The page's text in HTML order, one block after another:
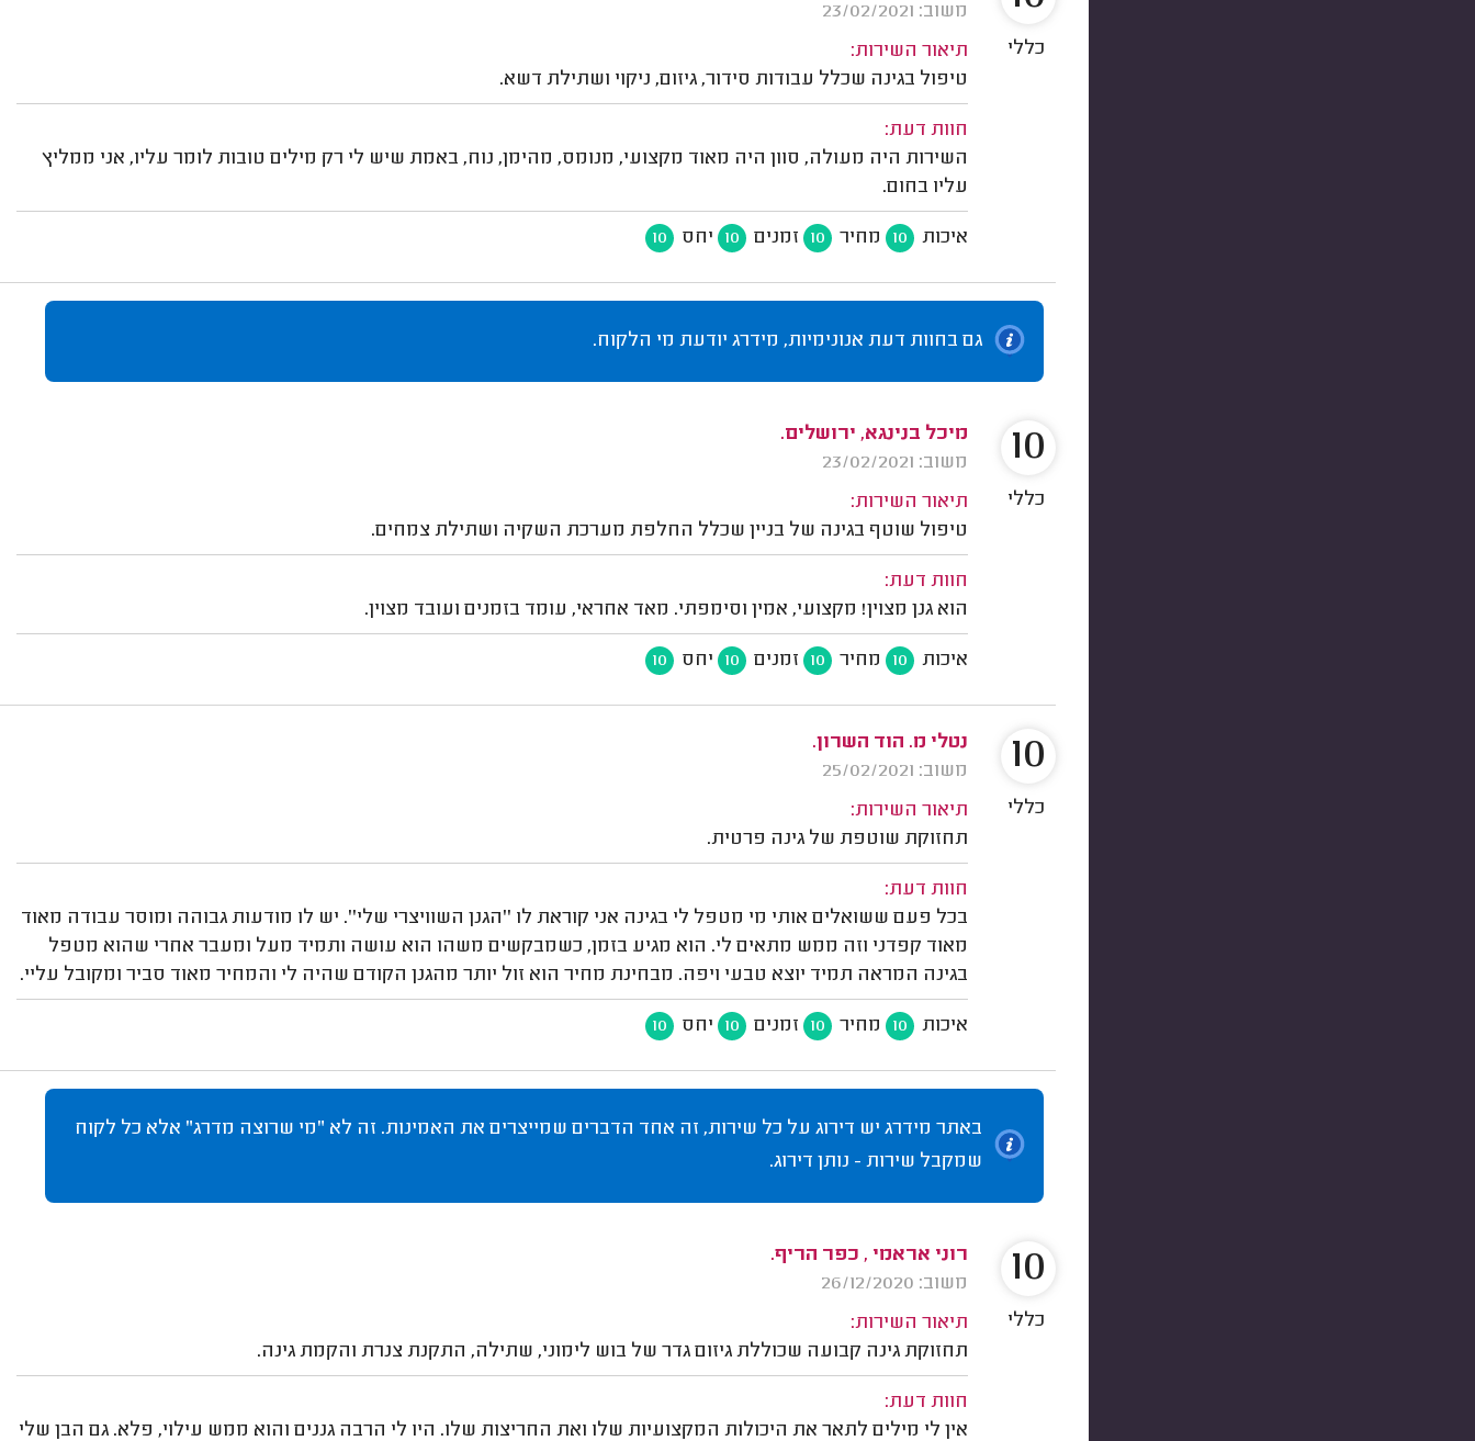
משוב: 23/02/2021
תיאור השירות:
טיפול בגינה שכלל עבודות סידור, גיזום, ניקוי ושתילת דשא.
חוות דעת:
השירות היה מעולה, סוון היה מאוד מקצועי, מנומס, מהימן, נוח, באמת שיש לי רק מילים טובות לומר עליו, אני ממליץ
עליו בחום.
איכות 10 מחיר 10 זמנים 10 יחס 10
כללי
גם בחוות דעת אנונימיות, מידרג יודעת מי הלקוח.
מיכל בנינגא, ירושלים.
משוב: 23/02/2021
תיאור השירות:
טיפול שוטף בגינה של בניין שכלל החלפת מערכת השקיה ושתילת צמחים.
חוות דעת:
הוא גנן מצוין! מקצועי, אמין וסימפתי. מאד אחראי, עומד בזמנים ועובד מצוין.
איכות 10 מחיר 10 זמנים 10 יחס 10
10
כללי
נטלי מ. הוד השרון.
משוב: 25/02/2021
תיאור השירות:
תחזוקת שוטפת של גינה פרטית.
חוות דעת:
בכל פעם ששואלים אותי מי מטפל לי בגינה אני קוראת לו ''הגנן השוויצרי שלי''. יש לו מודעות גבוהה ומוסר עבודה מאוד
מאוד קפדני וזה ממש מתאים לי. הוא מגיע בזמן, כשמבקשים משהו הוא עושה ותמיד מעל ומעבר אחרי שהוא מטפל
בגינה המראה תמיד יוצא טבעי ויפה. מבחינת מחיר הוא זול יותר מהגנן הקודם שהיה לי והמחיר מאוד סביר ומקובל עליי.
איכות 10 מחיר 10 זמנים 10 יחס 10
10
כללי
באתר מידרג יש דירוג על כל שירות, זה אחד הדברים שמייצרים את האמינות. זה לא "מי שרוצה מדרג" אלא כל לקוח
שמקבל שירות - נותן דירוג.
רוני אראמי , כפר הריף.
משוב: 26/12/2020
תיאור השירות:
תחזוקת גינה קבועה שכוללת גיזום גדר של בוש לימוני, שתילה, התקנת צנרת והקמת גינה.
חוות דעת:
אין לי מילים לתאר את היכולות המקצועיות שלו ואת החריצות שלו. היו לי הרבה גננים והוא ממש עילוי, פלא. גם הבן שלי
10
כללי